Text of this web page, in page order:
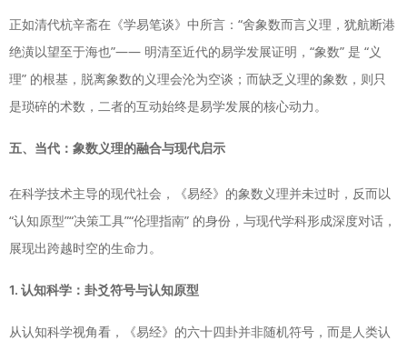
正如清代杭辛斋在《学易笔谈》中所言：“舍象数而言义理，犹航断港
绝潢以望至于海也”—— 明清至近代的易学发展证明，“象数” 是 “义
理” 的根基，脱离象数的义理会沦为空谈；而缺乏义理的象数，则只
是琐碎的术数，二者的互动始终是易学发展的核心动力。
五、当代：象数义理的融合与现代启示
在科学技术主导的现代社会，《易经》的象数义理并未过时，反而以
“认知原型”“决策工具”“伦理指南” 的身份，与现代学科形成深度对话，
展现出跨越时空的生命力。
1. 认知科学：卦爻符号与认知原型
从认知科学视角看，《易经》的六十四卦并非随机符号，而是人类认